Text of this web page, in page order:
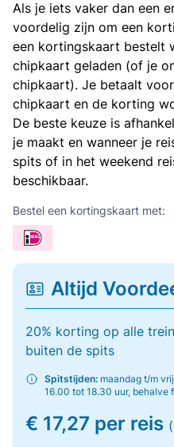
Als je iets vaker dan een
voordelig zijn om een
een kortingskaart bestelt
chipkaart geladen (of je
chipkaart). Je betaalt
chipkaart en de korting
De beste keuze is
je maakt en wanneer je
spits of in het weekend
beschikbaar.
Bestel een kortingskaart met:
Altijd
20% korting op alle
buiten de spits
Spitstijden: maandag t/m
16.00 tot 18.30 uur, behalve
€ 17,27 per reis